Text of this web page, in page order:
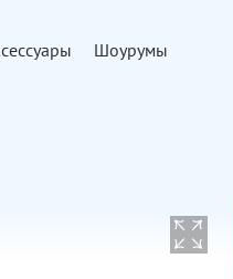
Шоурумы